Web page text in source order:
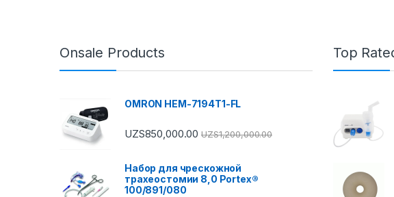
Onsale Products
OMRON HEM-7194T1-FL
UZS850,000.00 UZS1,200,000.00
Набор для чрескожной
трахеостомии 8,0 Portex®
100/891/080
Top